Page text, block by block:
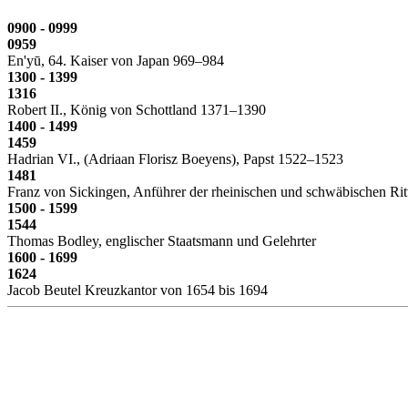
0900 - 0999
0959
En'yū, 64. Kaiser von Japan 969–984
1300 - 1399
1316
Robert II., König von Schottland 1371–1390
1400 - 1499
1459
Hadrian VI., (Adriaan Florisz Boeyens), Papst 1522–1523
1481
Franz von Sickingen, Anführer der rheinischen und schwäbischen
1500 - 1599
1544
Thomas Bodley, englischer Staatsmann und Gelehrter
1600 - 1699
1624
Jacob Beutel Kreuzkantor von 1654 bis 1694